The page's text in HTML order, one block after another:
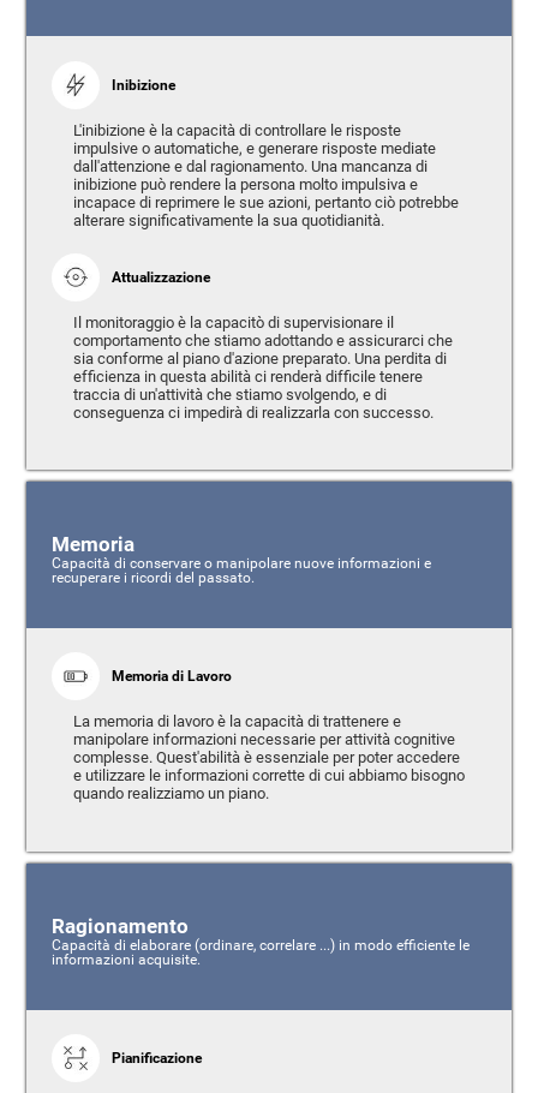
Inibizione
L'inibizione è la capacità di controllare le risposte
impulsive o automatiche, e generare risposte mediate
dall'attenzione e dal ragionamento. Una mancanza di
inibizione può rendere la persona molto impulsiva e
incapace di reprimere le sue azioni, pertanto ciò potrebbe
alterare significativamente la sua quotidianità.
Attualizzazione
Il monitoraggio è la capacitò di supervisionare il
comportamento che stiamo adottando e assicurarci che
sia conforme al piano d'azione preparato. Una perdita di
efficienza in questa abilità ci renderà difficile tenere
traccia di un'attività che stiamo svolgendo, e di
conseguenza ci impedirà di realizzarla con successo.
Memoria
Capacità di conservare o manipolare nuove informazioni e
recuperare i ricordi del passato.
Memoria di Lavoro
La memoria di lavoro è la capacità di trattenere e
manipolare informazioni necessarie per attività cognitive
complesse. Quest'abilità è essenziale per poter accedere
e utilizzare le informazioni corrette di cui abbiamo bisogno
quando realizziamo un piano.
Ragionamento
Capacità di elaborare (ordinare, correlare ...) in modo efficiente le
informazioni acquisite.
Pianificazione